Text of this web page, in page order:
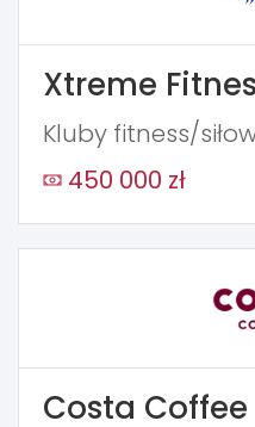
Xtreme
Kluby fitness/
450 000 zł
Costa Coffee